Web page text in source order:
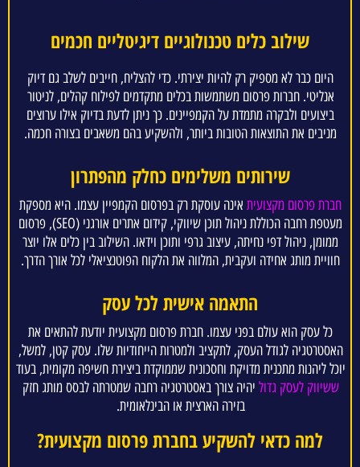
שילוב כלים טכנולוגיים דיגיטליים חכמים
היום כבר לא מספיק רק להיות יצירתי. כדי להצליח, חייבים לשלב גם דיוק
אנליטי. חברות פרסום משתמשות בכלים מתקדמים לפילוח קהלים, לניטור
ביצועים ולבקרה מתמדת על הקמפיינים. כך ניתן לדעת בדיוק אילו ערוצים
מניבים את התוצאות הטובות ביותר, ולהשקיע בהם משאבים בצורה חכמה.
שירותים משלימים כחלק מהפתרון
חברת פרסום מקצועיתאינה עוסקת רק בפרסום הקמפיין עצמו. היא מספקת
מעטפת רחבה הכוללת ניהול תוכן שיווקי, קידום אתרים אורגני (SEO), פרסום
ממומן, ניהול דפי נחיתה, עיצוב גרפי ותוכן וידאו. השילוב בין כלים אלו יוצר
חוויית מותג אחידה ועקבית, המלווה את הלקוח הפוטנציאלי לכל אורך הדרך.
התאמה אישית לכל עסק
כל עסק הוא עולם בפני עצמו. חברת פרסום מקצועית יודעת להתאים את
האסטרטגיה לגודל העסק, לתקציב ולמטרות הייחודיות שלו. עסק קטן, למשל,
יוכל ליהנות מתכנית מדויקת וחסכונית שממוקדת ביצירת חשיפה מקומית, בעוד
ששיווק לעסק גדול יהיה צורך באסטרטגיה רחבה שמטרתה לבסס מותג חזק
בזירה הארצית או הבינלאומית.
למה כדאי להשקיע בחברת פרסום מקצועית?